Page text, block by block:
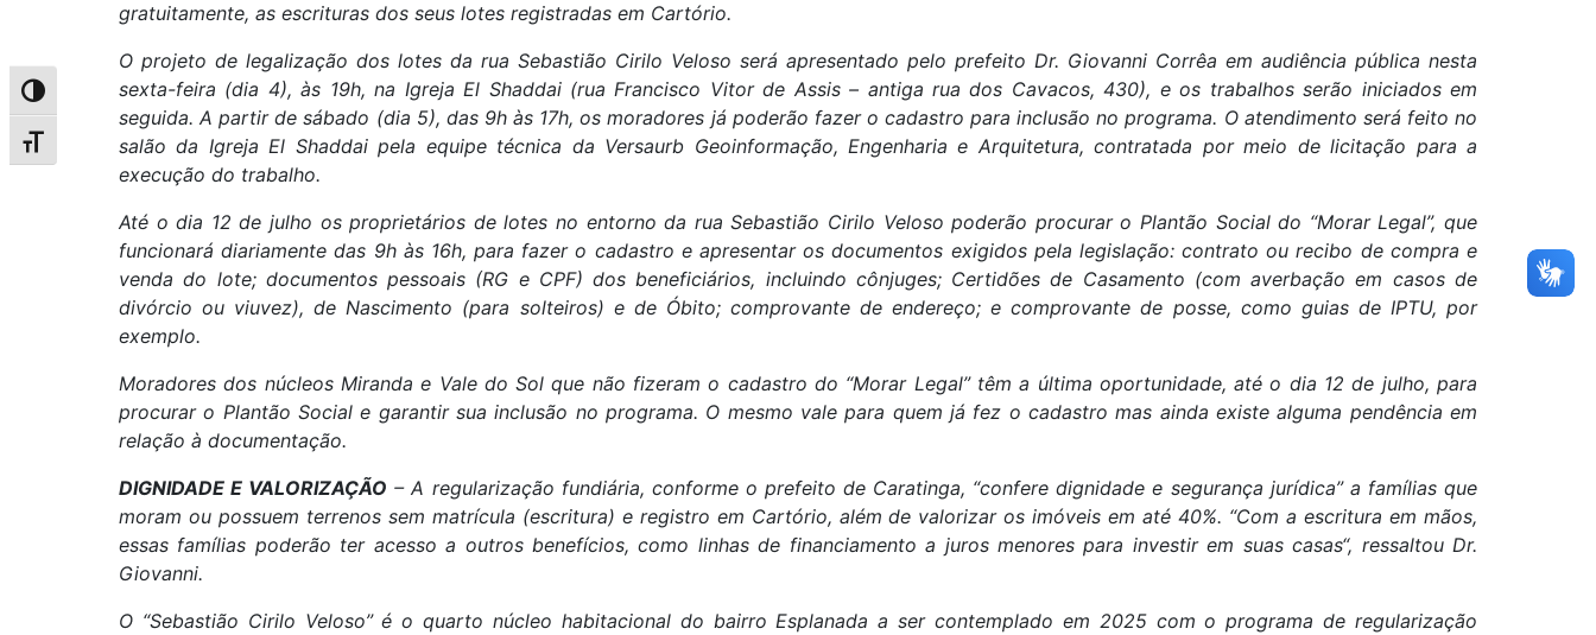
Alternar alto contraste
Alternar tamanho da fonte
gratuitamente, as escrituras dos seus lotes registradas em Cartório.
O projeto de legalização dos lotes da rua Sebastião Cirilo Veloso será apresentado pelo prefeito Dr. Giovanni Corrêa em audiência pública nesta
sexta-feira (dia 4), às 19h, na Igreja El Shaddai (rua Francisco Vitor de Assis – antiga rua dos Cavacos, 430), e os trabalhos serão iniciados em
seguida. A partir de sábado (dia 5), das 9h às 17h, os moradores já poderão fazer o cadastro para inclusão no programa. O atendimento será feito no
salão da Igreja El Shaddai pela equipe técnica da Versaurb Geoinformação, Engenharia e Arquitetura, contratada por meio de licitação para a
execução do trabalho.
Até o dia 12 de julho os proprietários de lotes no entorno da rua Sebastião Cirilo Veloso poderão procurar o Plantão Social do “Morar Legal”, que
funcionará diariamente das 9h às 16h, para fazer o cadastro e apresentar os documentos exigidos pela legislação: contrato ou recibo de compra e
venda do lote; documentos pessoais (RG e CPF) dos beneficiários, incluindo cônjuges; Certidões de Casamento (com averbação em casos de
divórcio ou viuvez), de Nascimento (para solteiros) e de Óbito; comprovante de endereço; e comprovante de posse, como guias de IPTU, por
exemplo.
Moradores dos núcleos Miranda e Vale do Sol que não fizeram o cadastro do “Morar Legal” têm a última oportunidade, até o dia 12 de julho, para
procurar o Plantão Social e garantir sua inclusão no programa. O mesmo vale para quem já fez o cadastro mas ainda existe alguma pendência em
relação à documentação.
DIGNIDADE E VALORIZAÇÃO – A regularização fundiária, conforme o prefeito de Caratinga, “confere dignidade e segurança jurídica” a famílias que
moram ou possuem terrenos sem matrícula (escritura) e registro em Cartório, além de valorizar os imóveis em até 40%. “Com a escritura em mãos,
essas famílias poderão ter acesso a outros benefícios, como linhas de financiamento a juros menores para investir em suas casas“, ressaltou Dr.
Giovanni.
O “Sebastião Cirilo Veloso” é o quarto núcleo habitacional do bairro Esplanada a ser contemplado em 2025 com o programa de regularização